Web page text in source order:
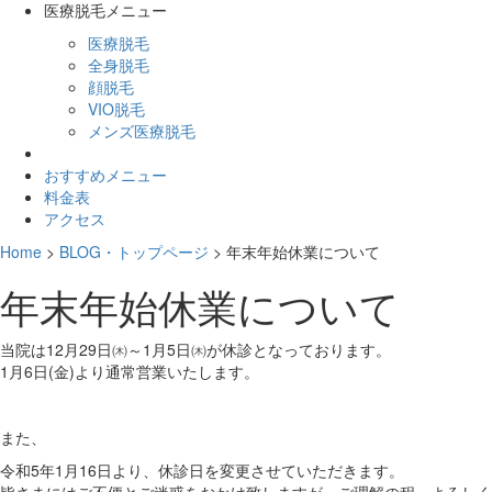
医療脱毛メニュー
医療脱毛
全身脱毛
顔脱毛
VIO脱毛
メンズ医療脱毛
おすすめメニュー
料金表
アクセス
Home > BLOG・トップページ > 年末年始休業について
年末年始休業について
当院は12月29日㈭～1月5日㈭が休診となっております。
1月6日(金)より通常営業いたします。
また、
令和5年1月16日より、休診日を変更させていただきます。